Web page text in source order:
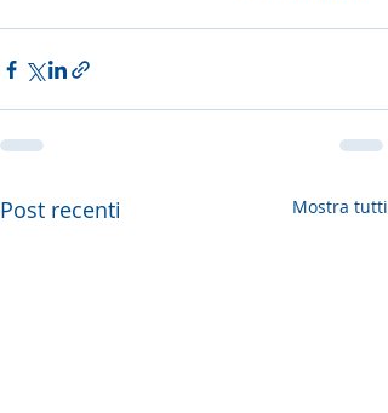
Post recenti Mostra tutti